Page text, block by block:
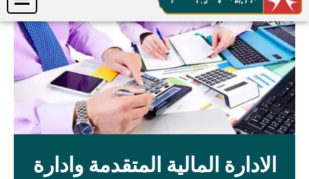
الادارة المالية المتقدمة وادارة